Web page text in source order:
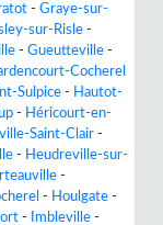
- Graye-sur-
sur-Risle -
- Gueutteville -
Cocherel
Sulpice - Hautot-
- Héricourt-en-
Saint-Clair -
- Heudreville-sur-
-
- Houlgate -
- Imbleville -